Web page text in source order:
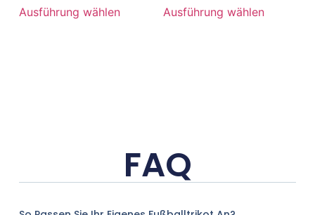
Ausführung wählen Ausführung wählen
FAQ